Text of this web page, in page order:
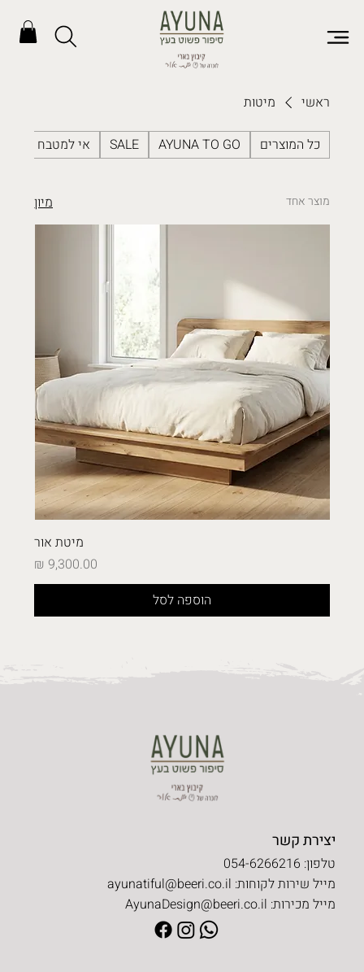
ראשי מיטות
כל המוצרים AYUNA TO GO
SALE אי למטבח
מוצר אחד מיון
מיטת אור
מחיר
הוספה לסל
יצירת קשר
טלפון: 054-6266216
מייל שירות לקוחות: ayunatiful@beeri.co.il
מייל מכירות: AyunaDesign@beeri.co.il